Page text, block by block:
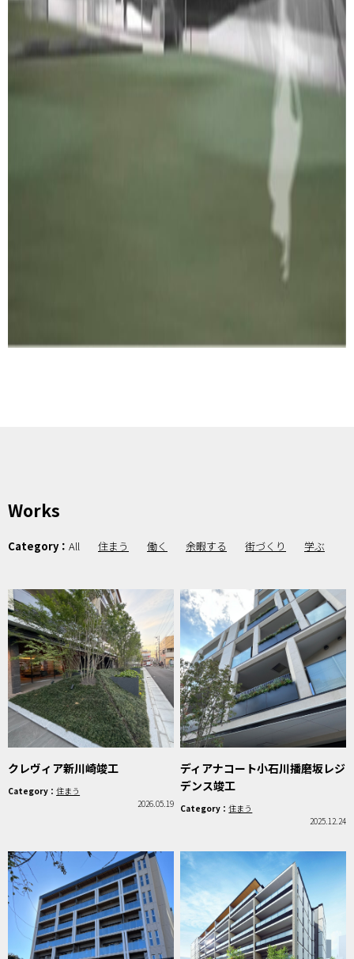
Works
Category： All 住まう 働く 余暇する 街づくり 学ぶ
クレヴィア新川崎竣工
Category：住まう
2026.05.19
ディアナコート小石川播磨坂レジ
デンス竣工
Category：住まう
2025.12.24